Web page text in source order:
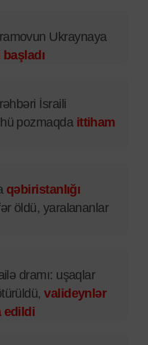
Ukraynaya
İsraili
pozmaqda ittiham
qəbiristanlığı
öldü, yaralananlar
dramı: uşaqlar
valideynlər
edildi